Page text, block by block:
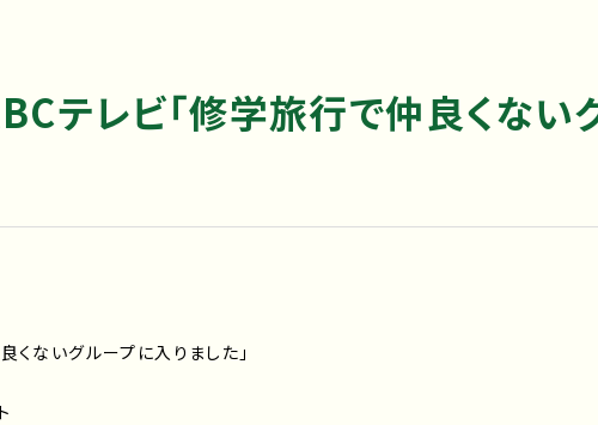
テレビ「修学旅行で仲良くない
ないグループに入りました」